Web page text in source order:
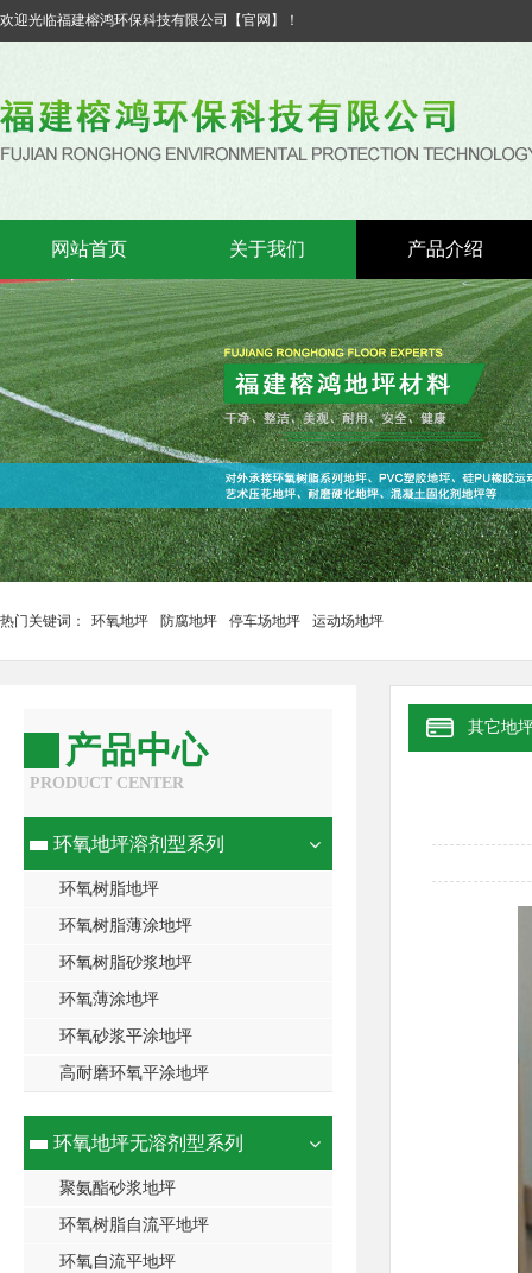
欢迎光临福建榕鸿环保科技有限公司【官网】！
网站首页 关于我们 产品介绍
热门关键词： 环氧地坪 防腐地坪 停车场地坪 运动场地坪
产品中心
PRODUCT CENTER
环氧地坪溶剂型系列
环氧树脂地坪
环氧树脂薄涂地坪
环氧树脂砂浆地坪
环氧薄涂地坪
环氧砂浆平涂地坪
高耐磨环氧平涂地坪
环氧地坪无溶剂型系列
聚氨酯砂浆地坪
环氧树脂自流平地坪
环氧自流平地坪
其它地